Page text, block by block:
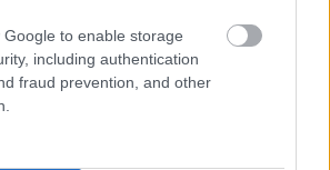
Google to enable storage
including authentication
fraud prevention, and other